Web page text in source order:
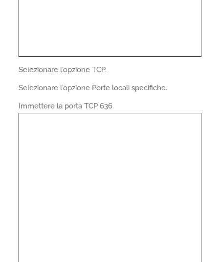
Selezionare l'opzione TCP.
Selezionare l'opzione Porte locali specifiche.
Immettere la porta TCP 636.